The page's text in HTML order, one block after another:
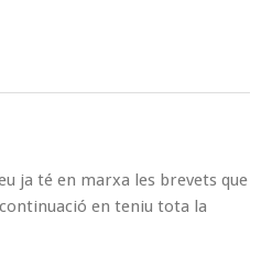
ja té en marxa les brevets que
en teniu tota la